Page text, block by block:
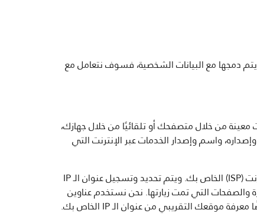
دمجها مع البيانات الشخصية، فسوف نتعامل مع
معينة من خلال متصفحك أو تلقائيًا من خلال جهازك،
واسم وإصدار الخدمات عبر الإنترنت التي
نحن نجمع عنوان الـ IP الخاص بك، وهو الرقم الذي يتم تعيينه تلقائيًا للجهاز الذي تستخدمه بواسطة موفر خدمة الإنترنت (ISP) الخاص بك. ويتم تحديد وتسجيل عنوان الـ IP
والصفحات التي تمت زيارتها. نحن نستخدم عناوين